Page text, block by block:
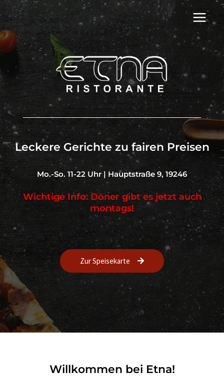
Leckere Gerichte zu fairen Preisen
Mo.-So. 11-22 Uhr | Hauptstraße 9, 19246
Wichtige Info: Döner gibt es jetzt auch
montags!
Zur Speisekarte
Willkommen bei Etna!